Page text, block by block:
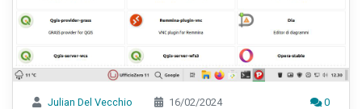
Julian Del Vecchio 16/02/2024 0